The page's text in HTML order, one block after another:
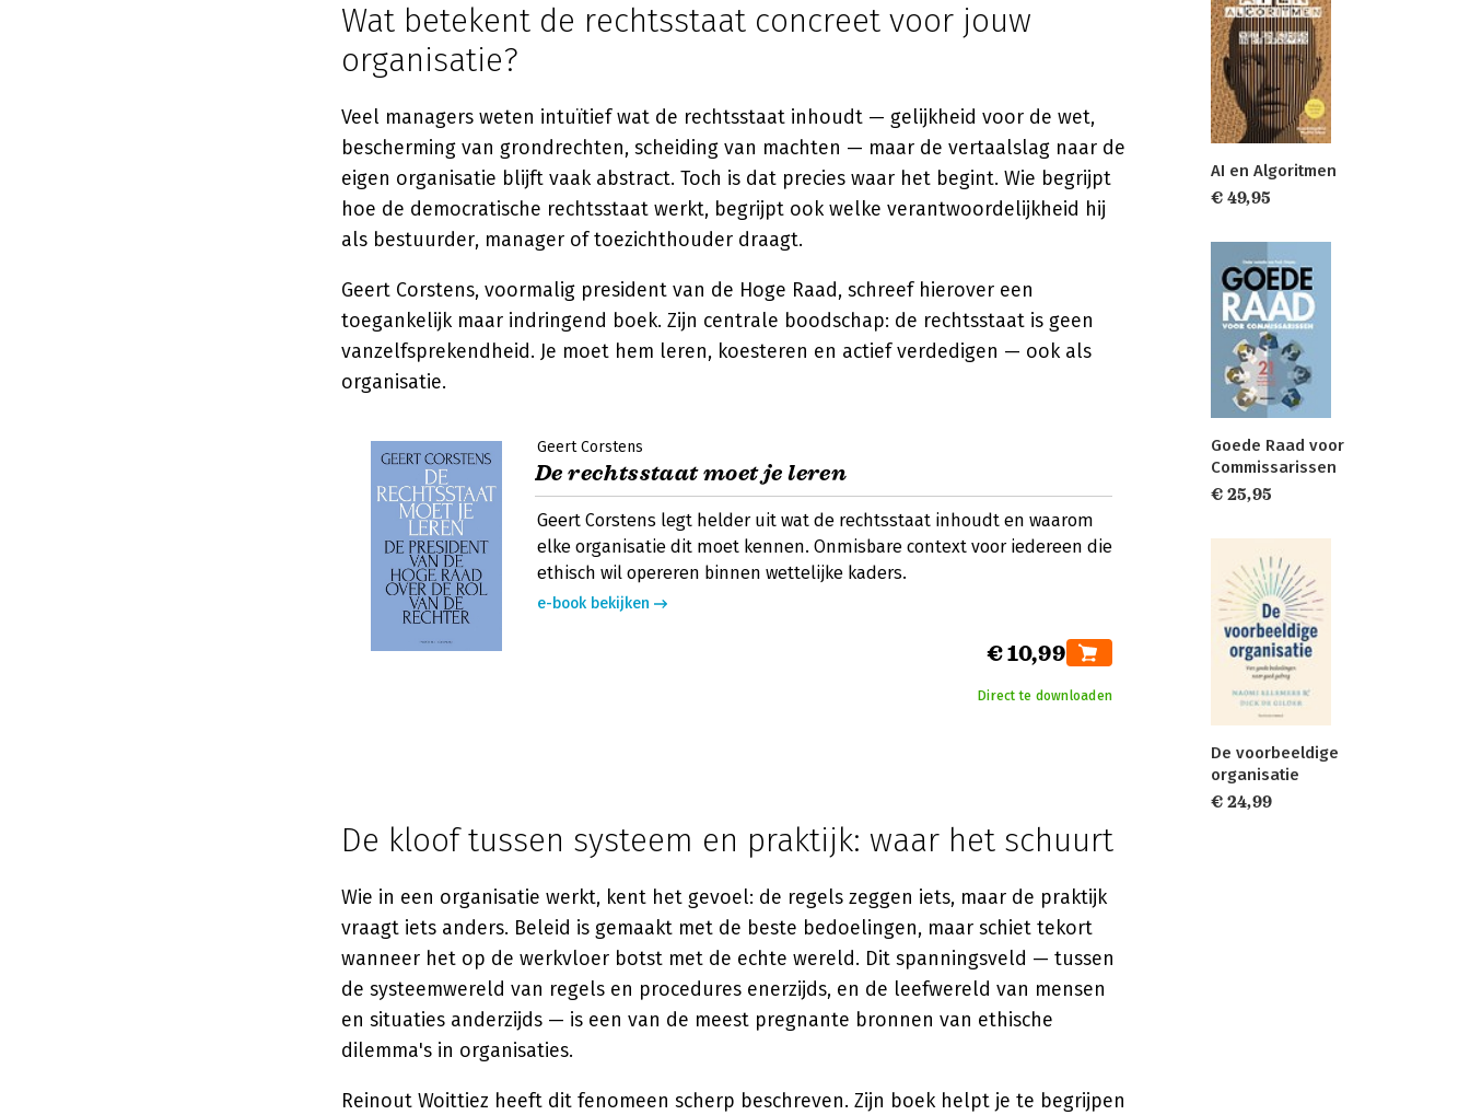
Wat betekent de rechtsstaat concreet voor jouw
organisatie?
Veel managers weten intuïtief wat de rechtsstaat inhoudt — gelijkheid voor de wet,
bescherming van grondrechten, scheiding van machten — maar de vertaalslag naar de
eigen organisatie blijft vaak abstract. Toch is dat precies waar het begint. Wie begrijpt
hoe de democratische rechtsstaat werkt, begrijpt ook welke verantwoordelijkheid hij
als bestuurder, manager of toezichthouder draagt.
Geert Corstens, voormalig president van de Hoge Raad, schreef hierover een
toegankelijk maar indringend boek. Zijn centrale boodschap: de rechtsstaat is geen
vanzelfsprekendheid. Je moet hem leren, koesteren en actief verdedigen — ook als
organisatie.
Geert Corstens
De rechtsstaat moet je leren
Geert Corstens legt helder uit wat de rechtsstaat inhoudt en waarom
elke organisatie dit moet kennen. Onmisbare context voor iedereen die
ethisch wil opereren binnen wettelijke kaders.
e-book bekijken
€ 10,99
Direct te downloaden
De kloof tussen systeem en praktijk: waar het schuurt
Wie in een organisatie werkt, kent het gevoel: de regels zeggen iets, maar de praktijk
vraagt iets anders. Beleid is gemaakt met de beste bedoelingen, maar schiet tekort
wanneer het op de werkvloer botst met de echte wereld. Dit spanningsveld — tussen
de systeemwereld van regels en procedures enerzijds, en de leefwereld van mensen
en situaties anderzijds — is een van de meest pregnante bronnen van ethische
dilemma's in organisaties.
Reinout Woittiez heeft dit fenomeen scherp beschreven. Zijn boek helpt je te begrijpen
AI en Algoritmen
€ 49,95
Goede Raad voor
Commissarissen
€ 25,95
De voorbeeldige
organisatie
€ 24,99